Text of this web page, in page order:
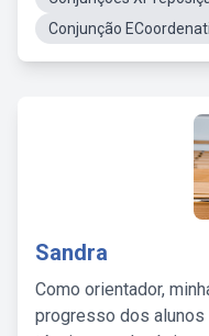
Conjunção
Sandra
Como orientador,
progresso dos alunos